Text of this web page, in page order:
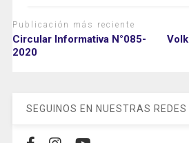
Publicación más reciente
Circular Informativa N°085-
2020
SEGUINOS EN NUESTRAS REDES